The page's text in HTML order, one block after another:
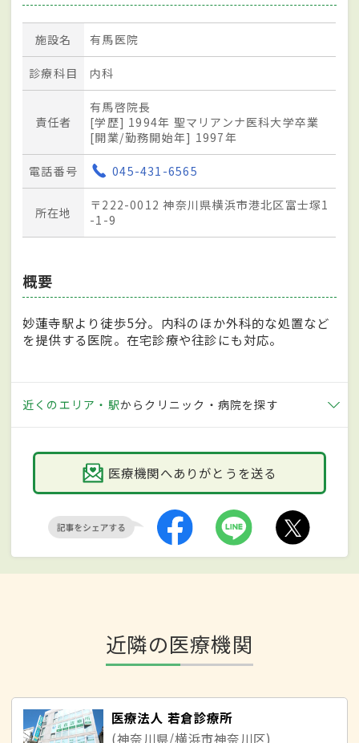
施設名 有馬医院
診療科目 内科
責任者
有馬啓院長
[学歴] 1994年 聖マリアンナ医科大学卒業
[開業/勤務開始年] 1997年
電話番号 045-431-6565
所在地
〒222-0012 神奈川県横浜市港北区富士塚1
-1-9
概要
妙蓮寺駅より徒歩5分。内科のほか外科的な処置など
を提供する医院。在宅診療や往診にも対応。
近くのエリア・駅からクリニック・病院を探す
医療機関へありがとうを送る
近隣の医療機関
医療法人 若倉診療所
(神奈川県/横浜市神奈川区)